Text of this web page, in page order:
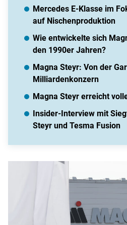
Mercedes E-Klasse im
auf Nischenproduktion
Wie entwickelte sich
den 1990er Jahren?
Magna Steyr: Von der
Milliardenkonzern
Magna Steyr erreicht
Insider-Interview mit
Steyr und Tesma Fusion